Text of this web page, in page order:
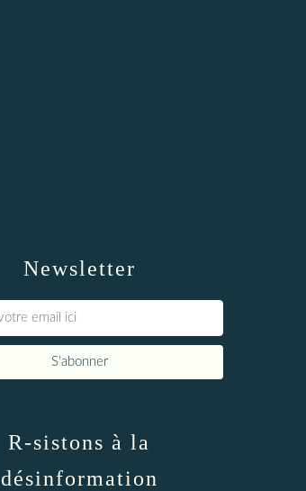
Newsletter
R-sistons à la
désinformation